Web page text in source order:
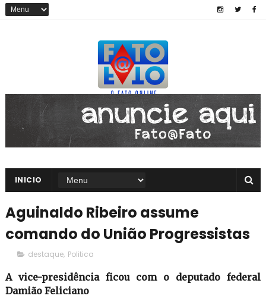
INICIO
Aguinaldo Ribeiro assume
comando do União Progressistas
destaque, Politica
A vice-presidência ficou com o deputado federal
Damião Feliciano